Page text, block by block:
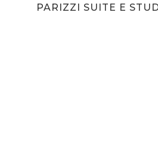
PARIZZI SUITE E